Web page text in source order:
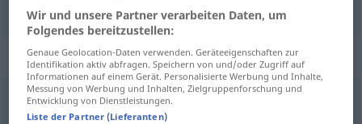
Synonyme für "ebenso"
genauso (...) (wie)
Wir und unsere Partner verarbeiten Daten, um
Folgendes bereitzustellen:
Genaue Geolocation-Daten verwenden. Geräteeigenschaften zur
Identifikation aktiv abfragen. Speichern von und/oder Zugriff auf
Informationen auf einem Gerät. Personalisierte Werbung und Inhalte,
Messung von Werbung und Inhalten, Zielgruppenforschung und
Entwicklung von Dienstleistungen.
Liste der Partner (Lieferanten)